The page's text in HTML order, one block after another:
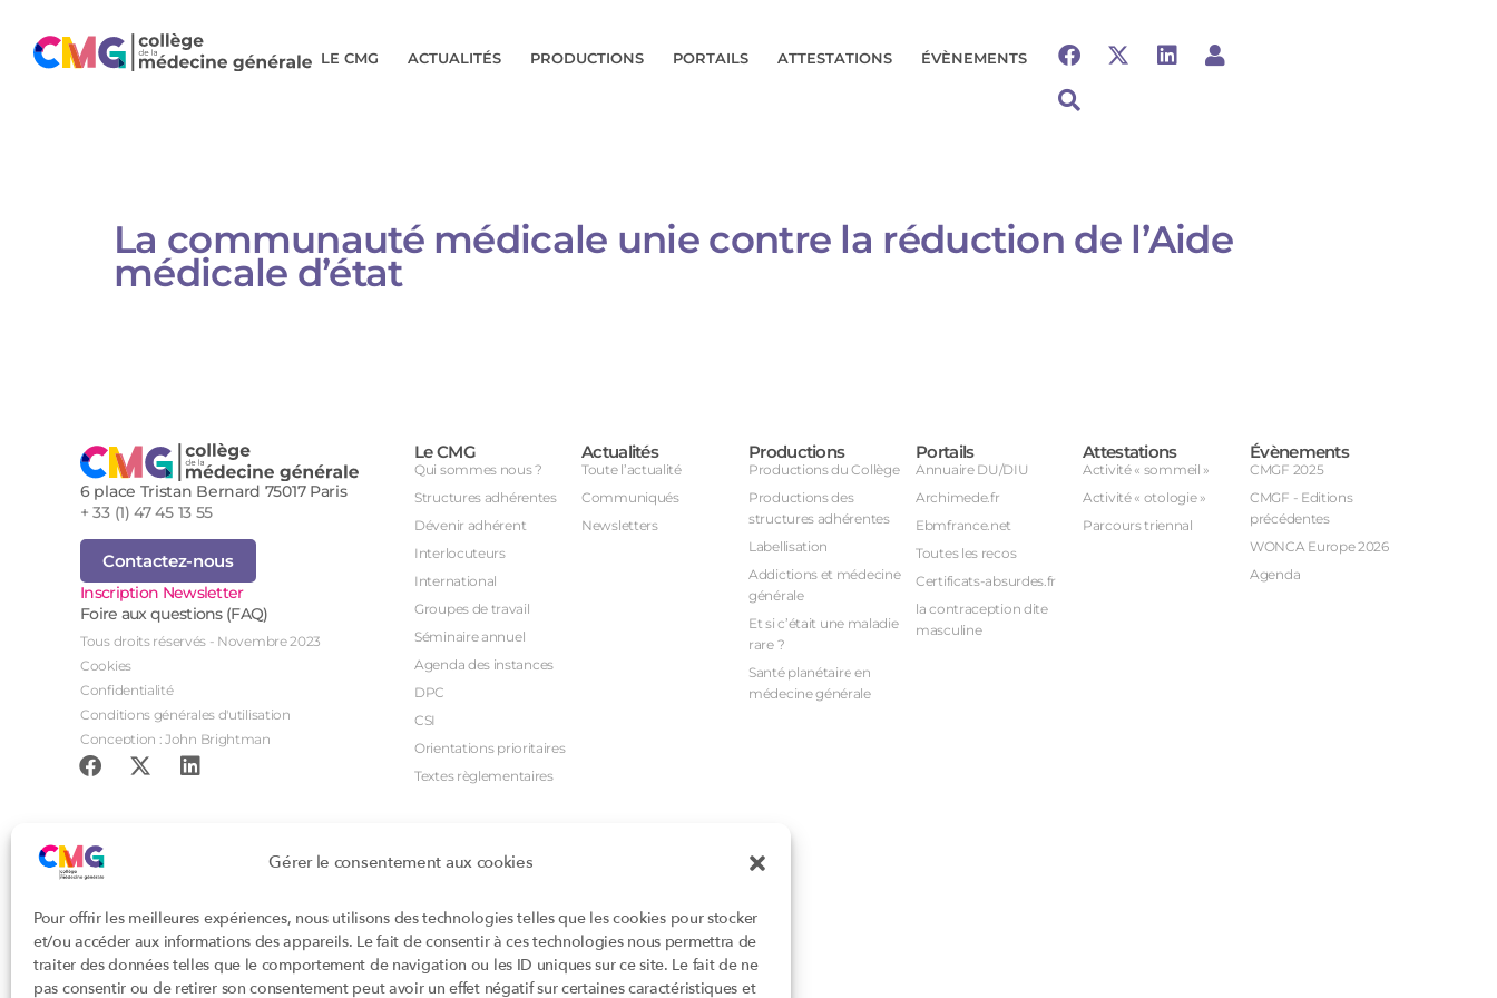
Gérer le consentement aux cookies
Pour offrir les meilleures expériences, nous utilisons des technologies telles que les cookies pour stocker
et/ou accéder aux informations des appareils. Le fait de consentir à ces technologies nous permettra de
traiter des données telles que le comportement de navigation ou les ID uniques sur ce site. Le fait de ne
pas consentir ou de retirer son consentement peut avoir un effet négatif sur certaines caractéristiques et
LE CMG ACTUALITÉS PRODUCTIONS PORTAILS ATTESTATIONS ÉVÈNEMENTS
La communauté médicale unie contre la réduction de l’Aide
médicale d’état
6 place Tristan Bernard 75017 Paris
+ 33 (1) 47 45 13 55
Contactez-nous
Inscription Newsletter
Foire aux questions (FAQ)
Tous droits réservés - Novembre 2023
Cookies
Confidentialité
Conditions générales d'utilisation
Conception : John Brightman
Le CMG
Qui sommes nous ?
Structures adhérentes
Dévenir adhérent
Interlocuteurs
International
Groupes de travail
Séminaire annuel
Agenda des instances
DPC
CSI
Orientations prioritaires
Textes règlementaires
Actualités
Toute l’actualité
Communiqués
Newsletters
Productions
Productions du Collège
Productions des
structures adhérentes
Labellisation
Addictions et médecine
générale
Et si c’était une maladie
rare ?
Santé planétaire en
médecine générale
Portails
Annuaire DU/DIU
Archimede.fr
Ebmfrance.net
Toutes les recos
Certificats-absurdes.fr
la contraception dite
masculine
Attestations
Activité « sommeil »
Activité « otologie »
Parcours triennal
Évènements
CMGF 2025
CMGF - Editions
précédentes
WONCA Europe 2026
Agenda